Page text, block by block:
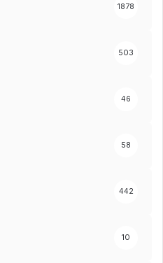
1878
503
46
58
442
10